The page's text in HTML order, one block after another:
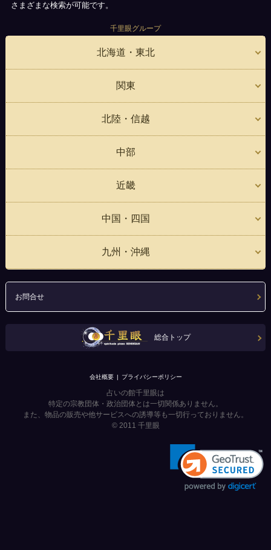
さまざまな検索が可能です。
千里眼グループ
北海道・東北
関東
北陸・信越
中部
近畿
中国・四国
九州・沖縄
お問合せ
総合トップ
会社概要 プライバシーポリシー
占いの館千里眼は
特定の宗教団体・政治団体とは一切関係ありません。
また、物品の販売や他サービスへの誘導等も一切行っておりません。
© 2011 千里眼